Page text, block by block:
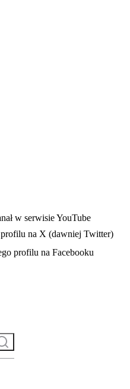
karcie
w serwisie YouTube
profilu na X (dawniej Twitter)
karcie
profilu na Facebooku